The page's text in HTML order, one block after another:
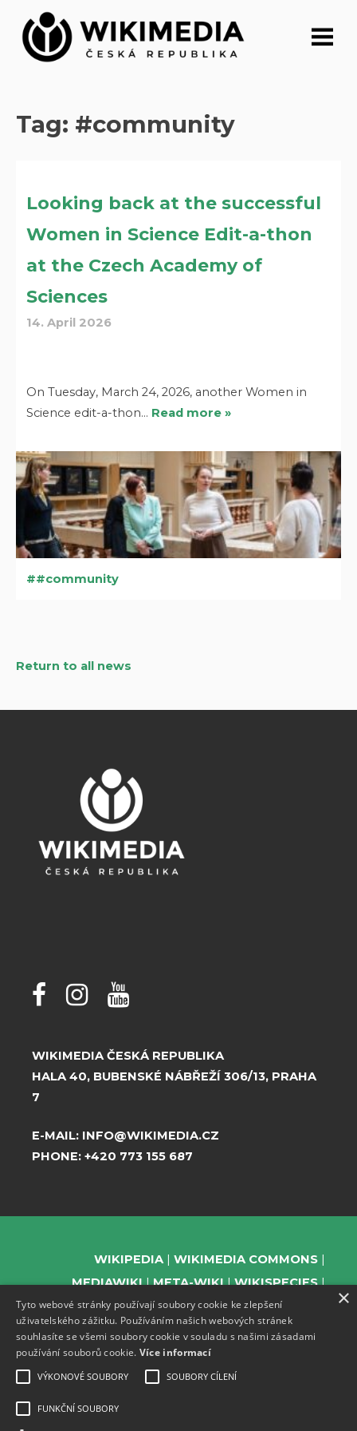
content
Tag: #community
Looking back at the successful
Women in Science Edit-a-thon
at the Czech Academy of
Sciences
14. April 2026
On Tuesday, March 24, 2026, another Women in
Science edit-a-thon… Read more »
#community
Return to all news
WIKIMEDIA ČESKÁ REPUBLIKA
HALA 40, BUBENSKÉ NÁBŘEŽÍ 306/13, PRAHA
7
E-MAIL: INFO@WIKIMEDIA.CZ
PHONE: +420 773 155 687
WIKIPEDIA
WIKIMEDIA COMMONS
MEDIAWIKI
META-WIKI
WIKISPECIES
WIKIBOOKS
WIKIDATA
WIKIMANIA
WIKINEWS
WIKIQUOTE
WIKISOURCE
WIKIVERSITY
×
Tyto webové stránky používají soubory cookie ke zlepšení
uživatelského zážitku. Používáním našich webových stránek
souhlasíte se všemi soubory cookie v souladu s našimi zásadami
používání souborů cookie. Více informací
VÝKONOVÉ SOUBORY SOUBORY CÍLENÍ
FUNKČNÍ SOUBORY